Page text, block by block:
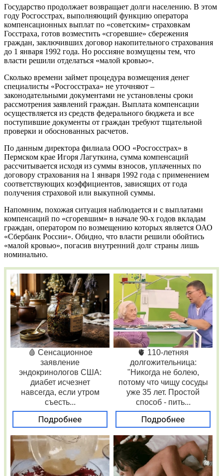
Государство продолжает возвращает долги населению. В этом
году Росгосстрах, выполняющий функцию оператора
компенсационных выплат по «советским» страховкам
Госстраха, готов возместить «сгоревшие» сбережения
граждан, заключивших договор накопительного страхования
до 1 января 1992 года. Но россияне возмущены тем, что
власти решили отделаться «малой кровью».
Сколько времени займет процедура возмещения денег
специалисты «Росгосстраха» не уточняют –
законодательными документами не установлены сроки
рассмотрения заявлений граждан. Выплата компенсации
осуществляется из средств федерального бюджета и все
поступившие документы от граждан требуют тщательной
проверки и обоснованных расчетов.
По данным директора филиала ООО «Росгосстрах» в
Пермском крае Игоря Лагуткина, сумма компенсаций
рассчитывается исходя из суммы взносов, уплаченных по
договору страхования на 1 января 1992 года с применением
соответствующих коэффициентов, зависящих от года
получения страховой или выкупной суммы.
Напомним, похожая ситуация наблюдается и с выплатами
компенсаций по «сгоревшим» в начале 90-х годов вкладам
граждан, оператором по возмещению которых является ОАО
«Сбербанк России». Обидно, что власти решили обойтись
«малой кровью», погасив внутренний долг страны лишь
номинально.
🩸 Сенсационное
заявление
эндокринологов США:
диабет исчезнет
навсегда, если утром
съесть...
Подробнее
🫀 110-летняя
долгожительница:
"Никогда не болею,
потому что чищу сосуды
уже 35 лет. Простой
способ - пить...
Подробнее